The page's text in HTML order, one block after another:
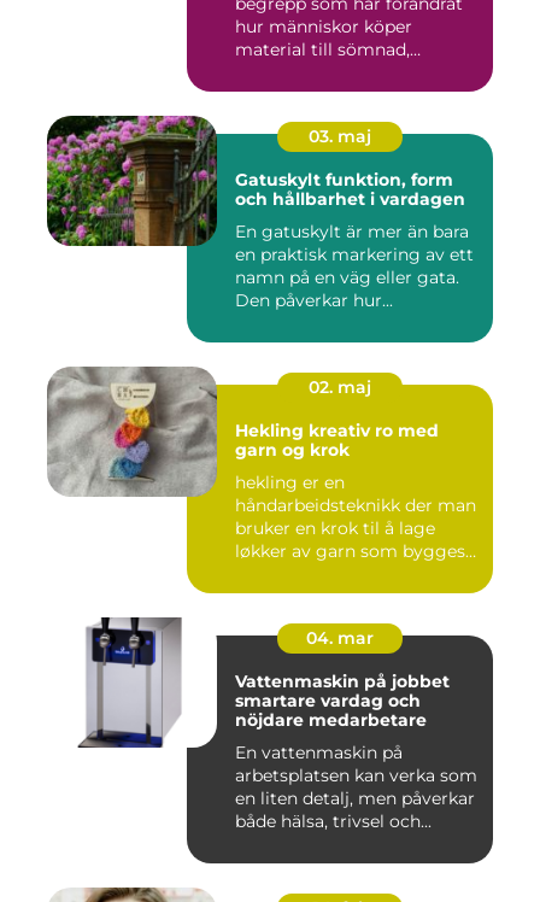
hur människor köper
material till sömnad,
03. maj
Gatuskylt funktion, form
och hållbarhet i vardagen
En gatuskylt är mer än bara
en praktisk markering av ett
namn på en väg eller gata.
Den påverkar hur...
02. maj
Hekling kreativ ro med
garn og krok
hekling er en
håndarbeidsteknikk der man
bruker en krok til å lage
løkker av garn som bygges
04. mar
Vattenmaskin på jobbet
smartare vardag och
nöjdare medarbetare
En vattenmaskin på
arbetsplatsen kan verka som
en liten detalj, men påverkar
både hälsa, trivsel och...